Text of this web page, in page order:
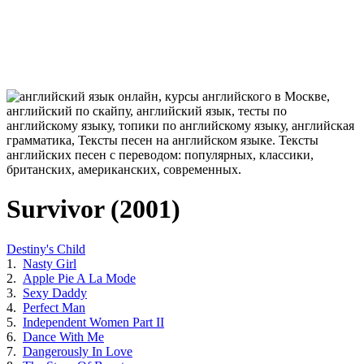
Survivor (2001)
Destiny's Child
1. Nasty Girl
2. Apple Pie A La Mode
3. Sexy Daddy
4. Perfect Man
5. Independent Women Part II
6. Dance With Me
7. Dangerously In Love